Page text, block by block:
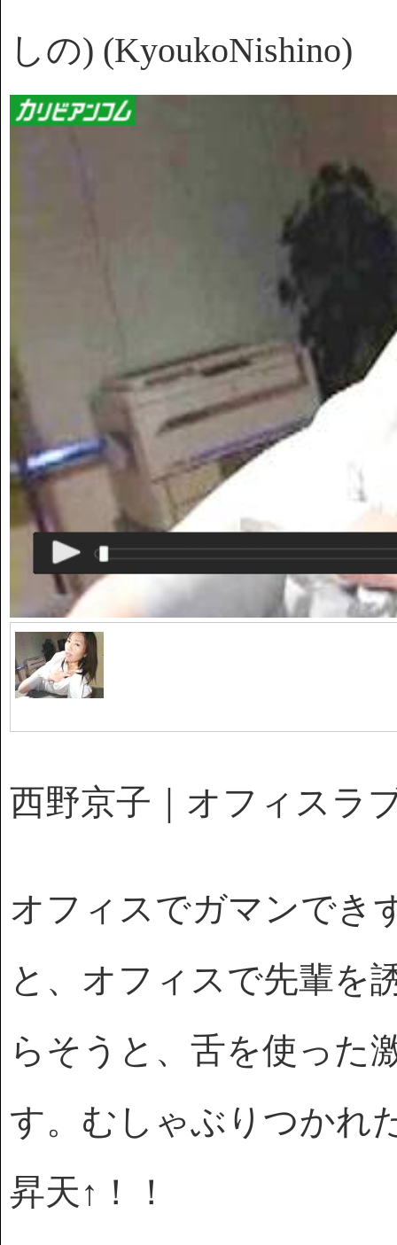
しの) (KyoukoNishino)
西野京子｜オフィスラ
オフィスでガマンでき
と、オフィスで先輩を
らそうと、舌を使った
す。むしゃぶりつかれ
昇天↑！！